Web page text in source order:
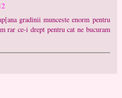
gradinii munceste enorm pentru
rar ce-i drept pentru cat ne bucuram